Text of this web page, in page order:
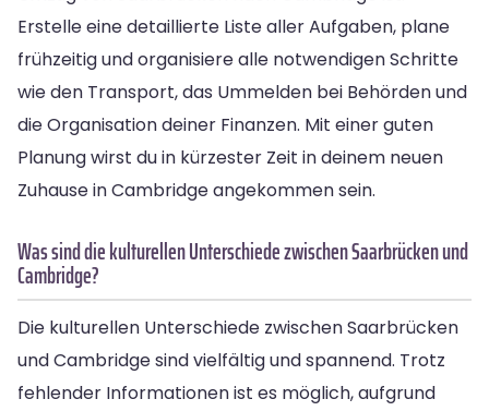
Erstelle eine detaillierte Liste aller Aufgaben, plane
frühzeitig und organisiere alle notwendigen Schritte
wie den Transport, das Ummelden bei Behörden und
die Organisation deiner Finanzen. Mit einer guten
Planung wirst du in kürzester Zeit in deinem neuen
Zuhause in Cambridge angekommen sein.
Was sind die kulturellen Unterschiede zwischen Saarbrücken und
Cambridge?
Die kulturellen Unterschiede zwischen Saarbrücken
und Cambridge sind vielfältig und spannend. Trotz
fehlender Informationen ist es möglich, aufgrund